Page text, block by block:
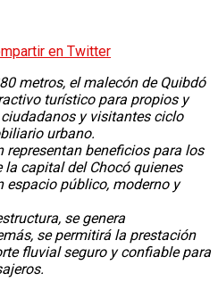
en Twitter
metros, el malecón de Quibdó
turístico para propios y
y visitantes ciclo
urbano.
representan beneficios para los
la capital del Chocó quienes
espacio público, moderno y
se genera
se permitirá la prestación
fluvial seguro y confiable para